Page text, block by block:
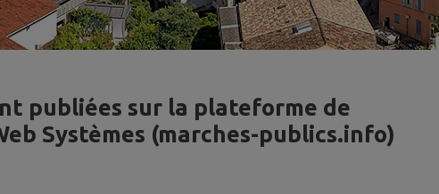
publiées sur la plateforme de
Systèmes (marches-publics.info)